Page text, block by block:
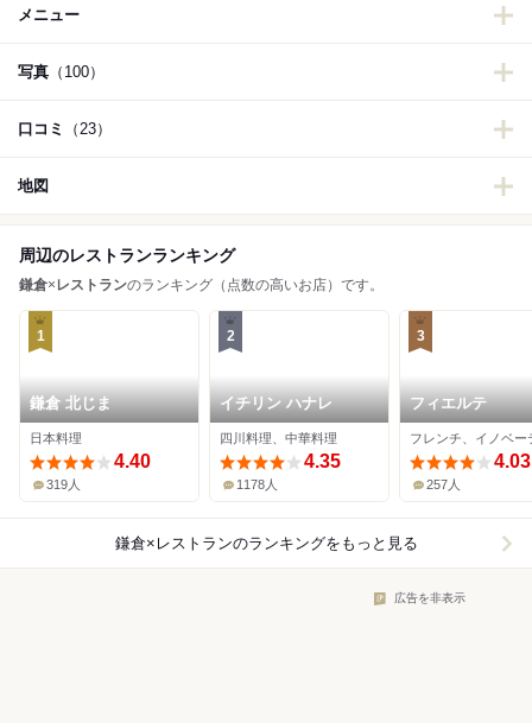
メニュー
写真 （100）
口コミ （23）
地図
周辺のレストランランキング
鎌倉× レストランのランキング（点数の高いお店）です。
1
鎌倉 北じま
日本料理
4.40
319人
2
イチリン ハナレ
四川料理、中華料理
4.35
1178人
3
フィエルテ
フレンチ、イノベー
4.03
257人
鎌倉×レストランのランキングをもっと見る
広告を非表示